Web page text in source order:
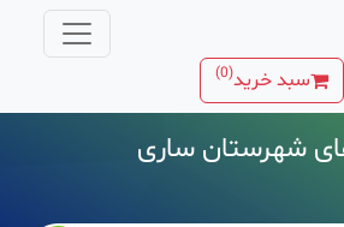
سبد خرید(
0
)
شهرستان ساری